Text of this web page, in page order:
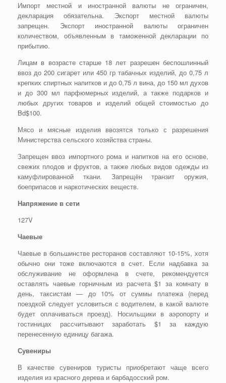
Импорт местной и иностранной валюты не ограничен,
декларация обязательна. Экспорт местной валюты
запрещен. Экспорт иностранной валюты ограничен
количеством, объявленным в таможенной декларации по
прибытию.
Лицам в возрасте старше 18 лет разрешен беспошлинный
ввоз до 200 сигарет или 450 гр табачных изделий, до 0,75 л
крепких спиртных напитков и до 0,75 л вина, до 150 мл духов
и до 300 мл парфюмерных изделий, а также подарков и
любых других товаров и изделий общей стоимостью до
Bd$100.
Мясо и мясные изделия ввозятся только с разрешения
Министерства сельского хозяйства страны.
Запрещен ввоз импортного рома и напитков на его основе,
свежих плодов и фруктов, а также любых видов одежды из
камуфлированной ткани. Запрещён транзит оружия,
боеприпасов и наркотических веществ.
Напряжение в сети
127V
Чаевые
Чаевые в большинстве ресторанов составляют 10-15%, хотя
обычно они тоже включаются в счет. Если надбавка за
обслуживание не оформлена в счете, рекомендуется
оставлять чаевые горничным из расчета $1 за комнату в
день, таксистам — до 10% от суммы платежа (перед
поездкой следует условиться с водителем, в какой валюте
будет оплачиваться проезд). Носильщики в аэропорту и
гостиницах рассчитывают заработать $1 за каждую
перенесенную единицу багажа.
Сувениры
В качестве сувениров туристы приобретают чаще всего
изделия из красного дерева и барбадосский ром.